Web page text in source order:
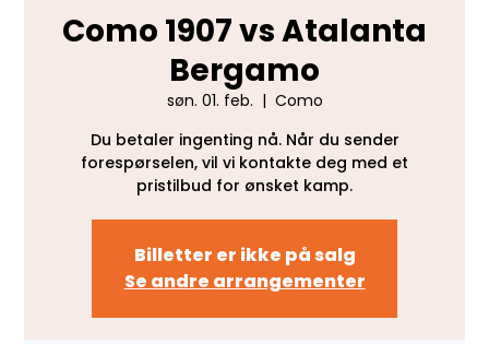
Como 1907 vs Atalanta
Bergamo
søn. 01. feb.
  |
Como
Du betaler ingenting nå. Når du sender
forespørselen, vil vi kontakte deg med et
pristilbud for ønsket kamp.
Billetter er ikke på salg
Se andre arrangementer